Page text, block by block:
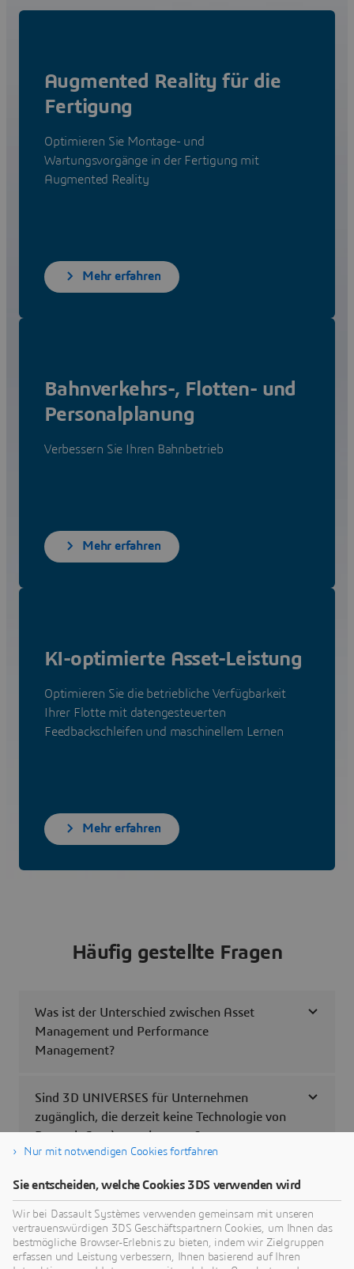
Augmented Reality für die
Fertigung
Optimieren Sie Montage- und
Wartungsvorgänge in der Fertigung mit
Augmented Reality
Mehr erfahren
Bahnverkehrs-, Flotten- und
Personalplanung
Verbessern Sie Ihren Bahnbetrieb
Mehr erfahren
KI-optimierte Asset-Leistung
Optimieren Sie die betriebliche Verfügbarkeit
Ihrer Flotte mit datengesteuerten
Feedbackschleifen und maschinellem Lernen
Mehr erfahren
Häufig gestellte Fragen
Was ist der Unterschied zwischen Asset
Management und Performance
Management?
Sind 3D UNIVERSES für Unternehmen
zugänglich, die derzeit keine Technologie von
Dassault Systèmes einsetzen?
Wie kann ich mehr über 3D UNIVERSES
erfahren?
Was muss ich tun, um mit 3D UNIVERSES zu
Nur mit notwendigen Cookies fortfahren
Sie entscheiden, welche Cookies 3DS verwenden wird
Wir bei Dassault Systèmes verwenden gemeinsam mit unseren
vertrauenswürdigen 3DS Geschäftspartnern Cookies, um Ihnen das
bestmögliche Browser-Erlebnis zu bieten, indem wir Zielgruppen
erfassen und Leistung verbessern, Ihnen basierend auf Ihren